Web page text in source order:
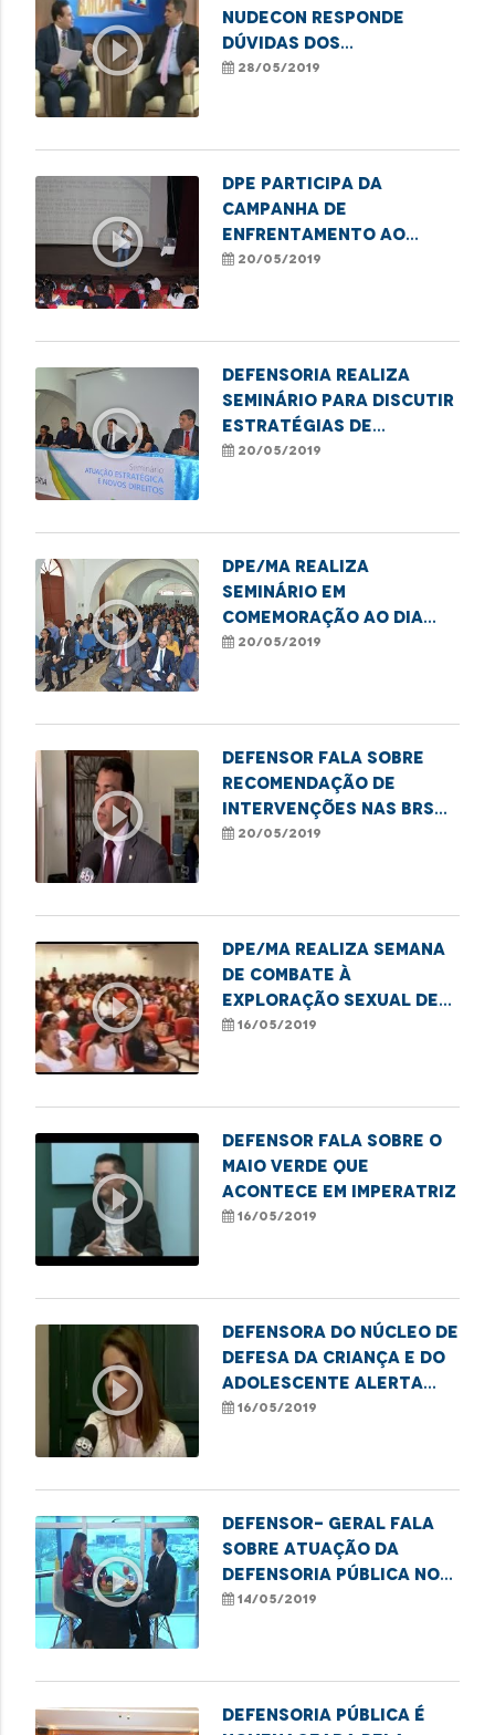
play_circle_outline
Nudecon responde
dúvidas dos
consumidores
28/05/2019
play_circle_outline
DPE participa da
Campanha de
Enfrentamento ao
Abuso Sexual Infantil
20/05/2019
play_circle_outline
Defensoria realiza
seminário para discutir
estratégias de
promoção dos direitos
20/05/2019
play_circle_outline
DPE/MA realiza
Seminário em
comemoração ao Dia
Nacional da Defensoria
20/05/2019
play_circle_outline
Defensor fala sobre
recomendação de
intervenções nas BRs
135 e 222
20/05/2019
play_circle_outline
DPE/MA realiza semana
de combate à
exploração sexual de
crianças e
16/05/2019
play_circle_outline
Defensor fala sobre o
Maio Verde que
acontece em Imperatriz
16/05/2019
play_circle_outline
Defensora do Núcleo de
Defesa da Criança e do
Adolescente alerta
sobre a violência
16/05/2019
play_circle_outline
Defensor- geral fala
sobre atuação da
Defensoria Pública no
Estado
14/05/2019
Defensoria Pública é